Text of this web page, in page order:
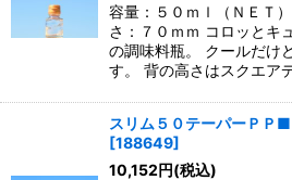
容量：５０ｍｌ（ＮＥＴ
さ：７０ｍｍ コロッとキ
の調味料瓶。 クールだけ
す。 背の高さはスクエア
スリム５０テーパーＰＰ
[188649]
10,152円(税込)